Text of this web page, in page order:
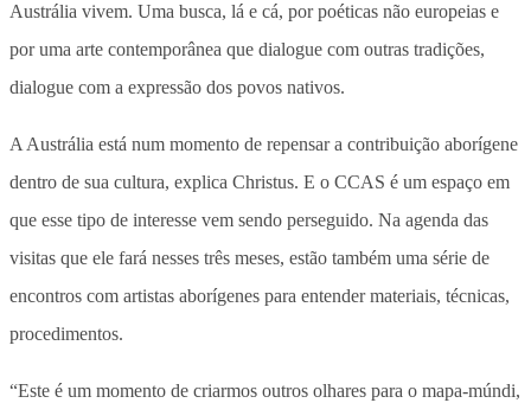
Austrália vivem. Uma busca, lá e cá, por poéticas não europeias e
por uma arte contemporânea que dialogue com outras tradições,
dialogue com a expressão dos povos nativos.
A Austrália está num momento de repensar a contribuição aborígene
dentro de sua cultura, explica Christus. E o CCAS é um espaço em
que esse tipo de interesse vem sendo perseguido. Na agenda das
visitas que ele fará nesses três meses, estão também uma série de
encontros com artistas aborígenes para entender materiais, técnicas,
procedimentos.
“Este é um momento de criarmos outros olhares para o mapa-múndi,